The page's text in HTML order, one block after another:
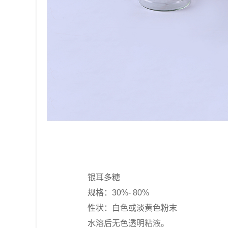
银耳多糖
规格：30%- 80%
性状：白色或淡黄色粉末
水溶后无色透明粘液。